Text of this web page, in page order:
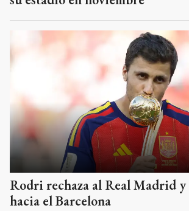
Rodri rechaza al Real Madrid y
hacia el Barcelona